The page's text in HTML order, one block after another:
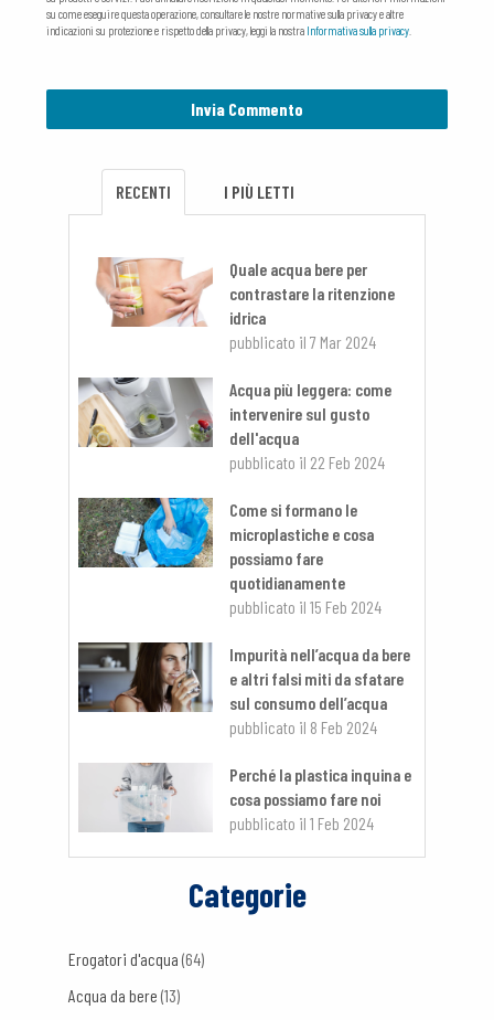
su come eseguire questa operazione, consultare le nostre normative sulla privacy e altre
indicazioni su protezione e rispetto della privacy, leggi la nostra Informativa sulla privacy
RECENTI I PIÙ LETTI
Quale acqua bere per
contrastare la ritenzione
idrica
pubblicato il 7 Mar 2024
Acqua più leggera: come
intervenire sul gusto
dell'acqua
pubblicato il 22 Feb 2024
Come si formano le
microplastiche e cosa
possiamo fare
quotidianamente
pubblicato il 15 Feb 2024
Impurità nell’acqua da bere
e altri falsi miti da sfatare
sul consumo dell’acqua
pubblicato il 8 Feb 2024
Perché la plastica inquina e
cosa possiamo fare noi
pubblicato il 1 Feb 2024
Categorie
Erogatori d'acqua(64)
Acqua da bere(13)